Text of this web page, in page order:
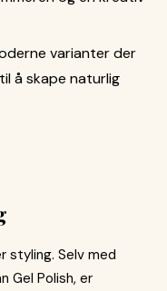
varianter der
å skape naturlig
styling. Selv med
Gel Polish, er